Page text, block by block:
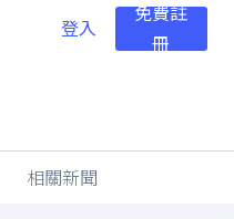
登入
免費註
冊
相關新聞